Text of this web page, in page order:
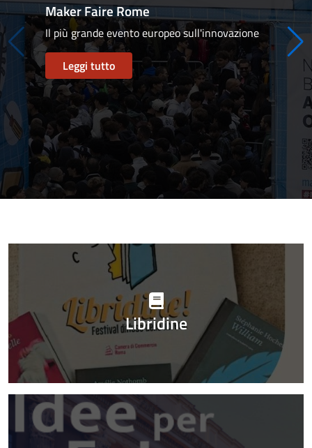
Maker Faire Rome
Il più grande evento europeo sull'innovazione
Leggi tutto
Progetti
evidenza Libridine